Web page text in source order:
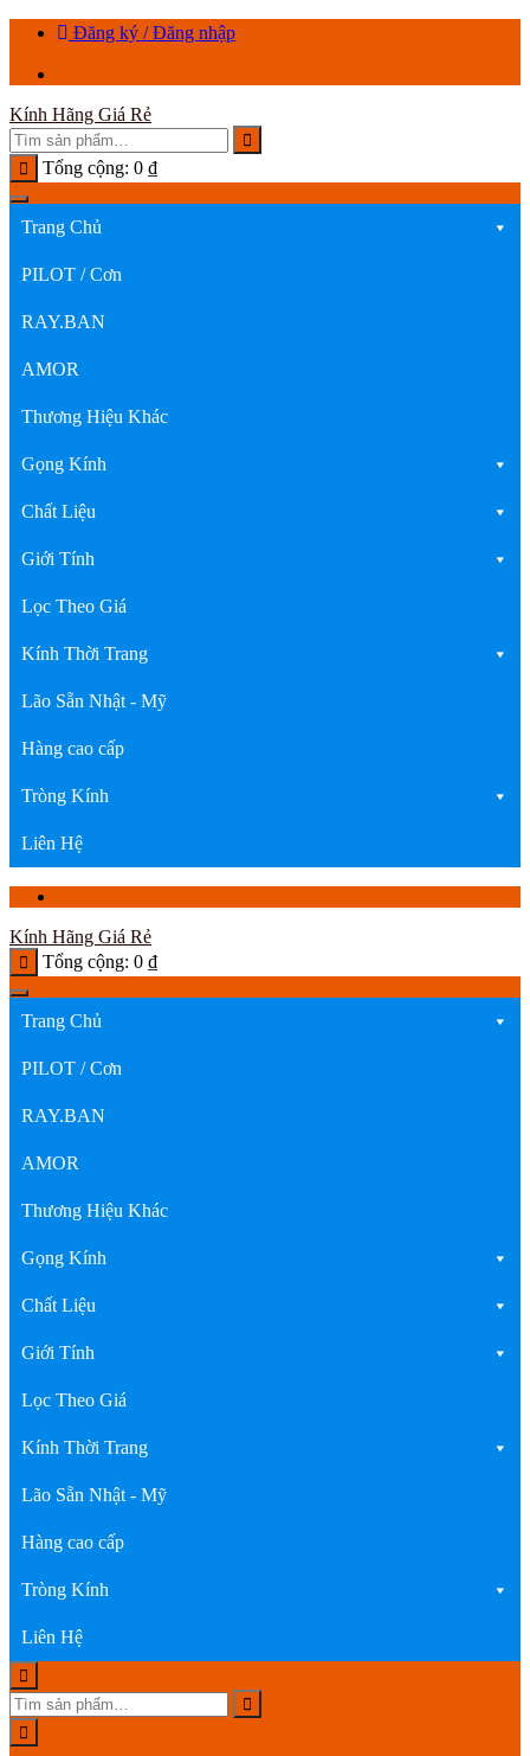
Chuyển
dung
Đăng ký / Đăng nhập
Kính Hãng Giá Rẻ
Tổng cộng: 0 ₫
Trang Chủ
PILOT / Cơn
RAY.BAN
AMOR
Thương Hiệu Khác
Gọng Kính
Chất Liệu
Giới Tính
Lọc Theo Giá
Kính Thời Trang
Lão Sẵn Nhật - Mỹ
Hàng cao cấp
Tròng Kính
Liên Hệ
Kính Hãng Giá Rẻ
Tổng cộng: 0 ₫
Trang Chủ
PILOT / Cơn
RAY.BAN
AMOR
Thương Hiệu Khác
Gọng Kính
Chất Liệu
Giới Tính
Lọc Theo Giá
Kính Thời Trang
Lão Sẵn Nhật - Mỹ
Hàng cao cấp
Tròng Kính
Liên Hệ